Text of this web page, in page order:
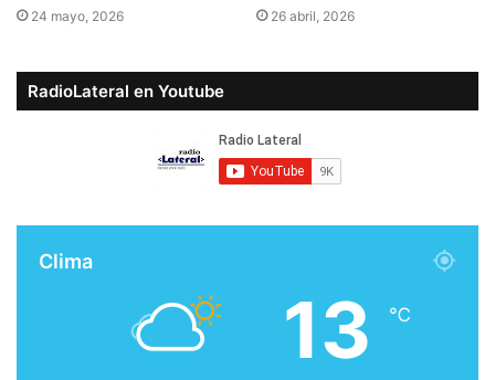
24 mayo, 2026 26 abril, 2026
RadioLateral en Youtube
Clima
13 ℃